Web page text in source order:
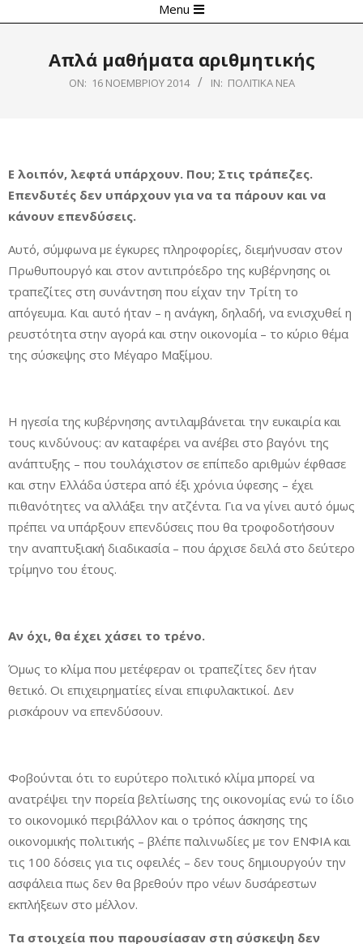
Navigation
Menu
Απλά μαθήματα αριθμητικής
ON: 16 ΝΟΕΜΒΡΊΟΥ 2014 IN: ΠΟΛΙΤΙΚΆ ΝΈΑ
Ε λοιπόν, λεφτά υπάρχουν. Που; Στις τράπεζες.
Επενδυτές δεν υπάρχουν για να τα πάρουν και να
κάνουν επενδύσεις.
Αυτό, σύμφωνα με έγκυρες πληροφορίες, διεμήνυσαν στον
Πρωθυπουργό και στον αντιπρόεδρο της κυβέρνησης οι
τραπεζίτες στη συνάντηση που είχαν την Τρίτη το
απόγευμα. Και αυτό ήταν – η ανάγκη, δηλαδή, να ενισχυθεί η
ρευστότητα στην αγορά και στην οικονομία – το κύριο θέμα
της σύσκεψης στο Μέγαρο Μαξίμου.
Η ηγεσία της κυβέρνησης αντιλαμβάνεται την ευκαιρία και
τους κινδύνους: αν καταφέρει να ανέβει στο βαγόνι της
ανάπτυξης – που τουλάχιστον σε επίπεδο αριθμών έφθασε
και στην Ελλάδα ύστερα από έξι χρόνια ύφεσης – έχει
πιθανότητες να αλλάξει την ατζέντα. Για να γίνει αυτό όμως
πρέπει να υπάρξουν επενδύσεις που θα τροφοδοτήσουν
την αναπτυξιακή διαδικασία – που άρχισε δειλά στο δεύτερο
τρίμηνο του έτους.
Αν όχι, θα έχει χάσει το τρένο.
Όμως το κλίμα που μετέφεραν οι τραπεζίτες δεν ήταν
θετικό. Οι επιχειρηματίες είναι επιφυλακτικοί. Δεν
ρισκάρουν να επενδύσουν.
Φοβούνται ότι το ευρύτερο πολιτικό κλίμα μπορεί να
ανατρέψει την πορεία βελτίωσης της οικονομίας ενώ το ίδιο
το οικονομικό περιβάλλον και ο τρόπος άσκησης της
οικονομικής πολιτικής – βλέπε παλινωδίες με τον ΕΝΦΙΑ και
τις 100 δόσεις για τις οφειλές – δεν τους δημιουργούν την
ασφάλεια πως δεν θα βρεθούν προ νέων δυσάρεστων
εκπλήξεων στο μέλλον.
Τα στοιχεία που παρουσίασαν στη σύσκεψη δεν